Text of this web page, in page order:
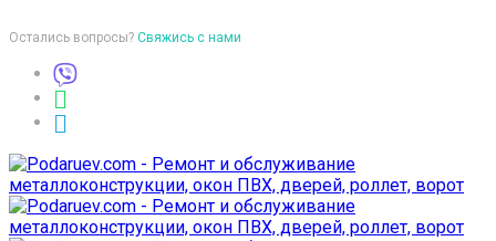
Остались вопросы? Свяжись с нами